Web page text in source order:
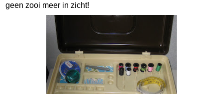
geen zooi meer in zicht!